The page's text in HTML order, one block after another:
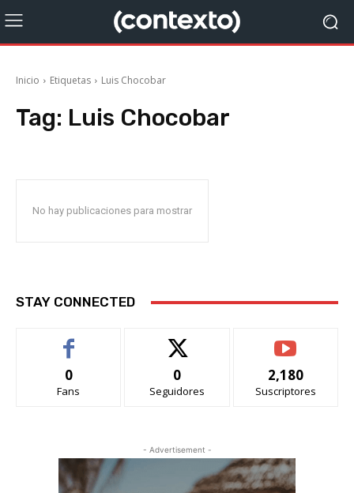
Inicio Etiquetas Luis Chocobar
Tag: Luis Chocobar
No hay publicaciones para mostrar
STAY CONNECTED
0
Fans
0
Seguidores
2,180
Suscriptores
- Advertisement -